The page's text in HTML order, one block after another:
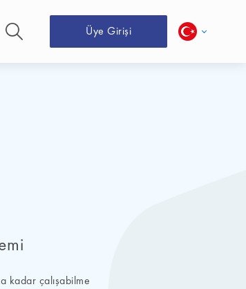
Üye Girişi
kadar çalışabilme